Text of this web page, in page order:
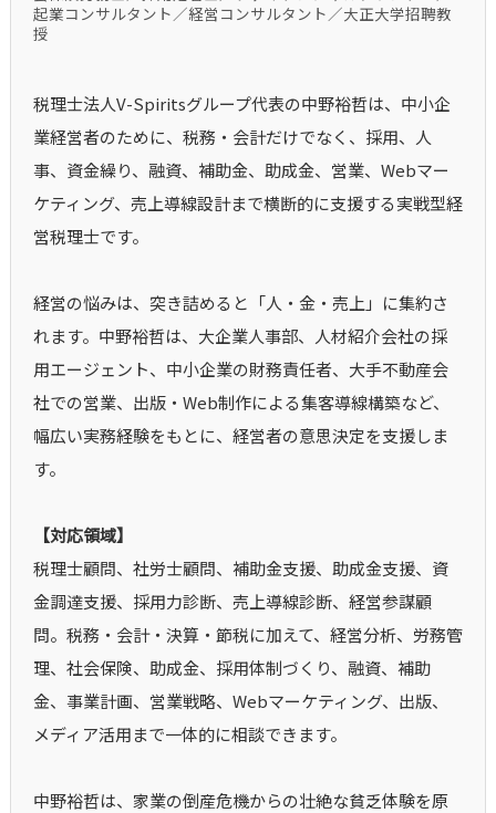
起業コンサルタント／経営コンサルタント／大正大学招聘教
授
税理士法人V-Spiritsグループ代表の中野裕哲は、中小企
業経営者のために、税務・会計だけでなく、採用、人
事、資金繰り、融資、補助金、助成金、営業、Webマー
ケティング、売上導線設計まで横断的に支援する実戦型経
営税理士です。
経営の悩みは、突き詰めると「人・金・売上」に集約さ
れます。中野裕哲は、大企業人事部、人材紹介会社の採
用エージェント、中小企業の財務責任者、大手不動産会
社での営業、出版・Web制作による集客導線構築など、
幅広い実務経験をもとに、経営者の意思決定を支援しま
す。
【対応領域】
税理士顧問、社労士顧問、補助金支援、助成金支援、資
金調達支援、採用力診断、売上導線診断、経営参謀顧
問。税務・会計・決算・節税に加えて、経営分析、労務管
理、社会保険、助成金、採用体制づくり、融資、補助
金、事業計画、営業戦略、Webマーケティング、出版、
メディア活用まで一体的に相談できます。
中野裕哲は、家業の倒産危機からの壮絶な貧乏体験を原